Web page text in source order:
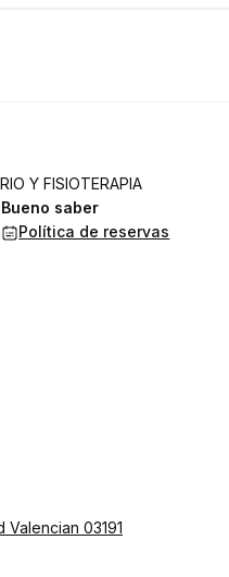
Y FISIOTERAPIA
Bueno saber
Política de reservas
03191